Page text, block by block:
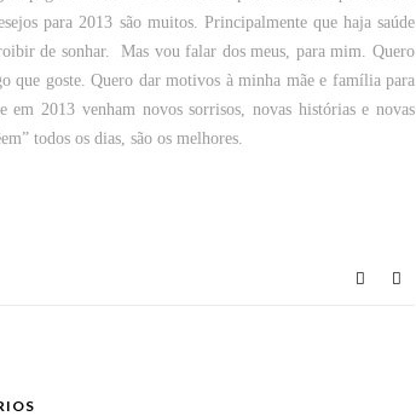
para 2013 são muitos. Principalmente que haja saúde
de sonhar.
Mas vou falar dos meus, para mim. Quero
que goste. Quero dar motivos à minha mãe e família para
em 2013 venham novos sorrisos, novas histórias e novas
todos os dias, são os melhores.